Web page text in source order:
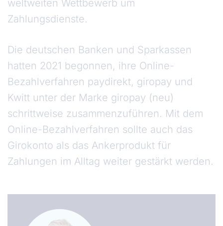
weltweiten Wettbewerb um
Zahlungsdienste.
Die deutschen Banken und Sparkassen
hatten 2021 begonnen, ihre Online-
Bezahlverfahren paydirekt, giropay und
Kwitt unter der Marke giropay (neu)
schrittweise zusammenzuführen. Mit dem
Online-Bezahlverfahren sollte auch das
Girokonto als das Ankerprodukt für
Zahlungen im Alltag weiter gestärkt werden.